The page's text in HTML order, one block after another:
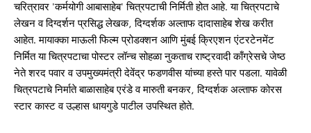
चरित्रावर 'कर्मयोगी आबासाहेब' चित्रपटाची निर्मिती होत आहे. या चित्रपटाचे
लेखन व दिग्दर्शन प्रसिद्ध लेखक, दिग्दर्शक अल्ताफ दादासाहेब शेख करीत
आहेत. मायाक्का माऊली फिल्म प्रोडक्शन आणि मुंबई क्रिएशन एंटरटेनमेंट
निर्मित या चित्रपटाचा पोस्टर लॉन्च सोहळा नुकताच राष्ट्रवादी काँग्रेसचे जेष्ठ
नेते शरद पवार व उपमुख्यमंत्री देवेंद्र फडणवीस यांच्या हस्ते पार पडला. यावेळी
चित्रपटाचे निर्माते बाळासाहेब एरंडे व मारुती बनकर, दिग्दर्शक अल्ताफ कोरस
स्टार कास्ट व उल्हास धायगुडे पाटील उपस्थित होते.